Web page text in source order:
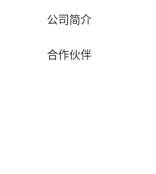
公司简介
合作伙伴